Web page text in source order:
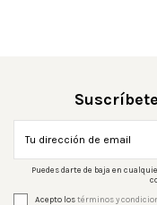
Puedes darte de baja en
Acepto lostérminos y